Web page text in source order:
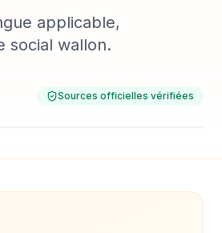
applicable,
social wallon.
Sources officielles vérifiées